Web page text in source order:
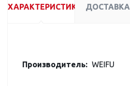
ХАРАКТЕРИСТИКИ ДОСТАВКА
Производитель: WEIFU